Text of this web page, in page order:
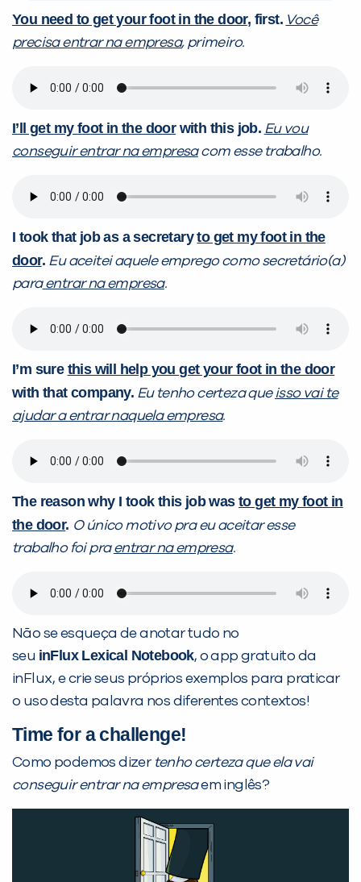
You need to get your foot in the door, first. Você
precisa entrar na empresa, primeiro.
I’ll get my foot in the doorwith this job. Eu vou
conseguir entrar na empresacom esse trabalho.
I took that job as a secretaryto get my foot in the
door. Eu aceitei aquele emprego como secretário(a)
paraentrar na empresa.
I’m sure this will help you get your foot in the door
with that company. Eu tenho certeza queisso vai te
ajudar a entrar naquela empresa.
The reason why I took this job was to get my foot in
the door. O único motivo pra eu aceitar esse
trabalho foi praentrar na empresa.
Não se esqueça de anotar tudo no
seu inFlux Lexical Notebook, o app gratuito da
inFlux, e crie seus próprios exemplos para praticar
o uso desta palavra nos diferentes contextos!
Time for a challenge!
Como podemos dizer tenho certeza que ela vai
conseguir entrar na empresaem inglês?